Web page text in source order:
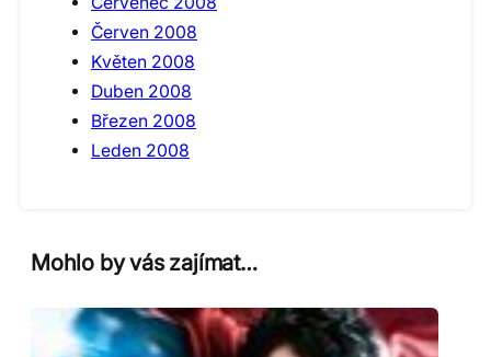
Červen 2008
Květen 2008
Duben 2008
Březen 2008
Leden 2008
Mohlo by vás zajímat…